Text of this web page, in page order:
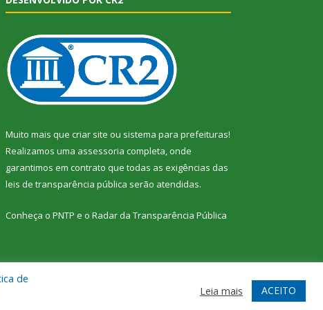
Muito mais que criar site ou sistema para prefeituras!
Realizamos uma assessoria completa, onde
garantimos em contrato que todas as exigências das
leis de transparência pública serão atendidas.
Conheça o PNTP e o Radar da Transparência Pública
Acessar Webmail
de
Leia mais ACEITO